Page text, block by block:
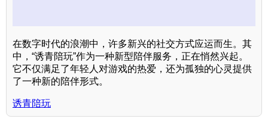
在数字时代的浪潮中，许多新兴的社交方式应运而生。其
中，“诱青陪玩”作为一种新型陪伴服务，正在悄然兴起。
它不仅满足了年轻人对游戏的热爱，还为孤独的心灵提供
了一种新的陪伴形式。
诱青陪玩